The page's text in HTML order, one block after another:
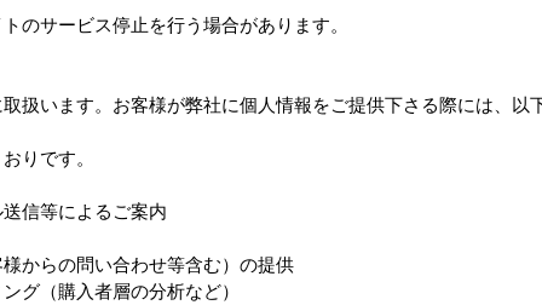
のサービス停止を行う場合があります。
扱います。お客様が弊社に個人情報をご提供下さる際には、以
りです。
信等によるご案内
からの問い合わせ等含む）の提供
グ（購入者層の分析など）